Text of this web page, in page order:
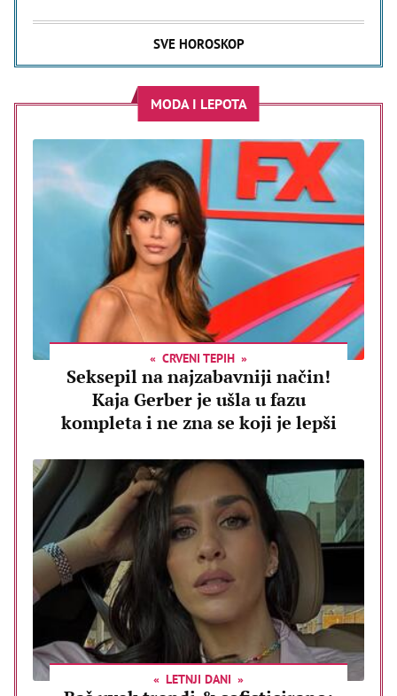
SVE HOROSKOP
MODA I LEPOTA
CRVENI TEPIH
Seksepil na najzabavniji način!
Kaja Gerber je ušla u fazu
kompleta i ne zna se koji je lepši
LETNJI DANI